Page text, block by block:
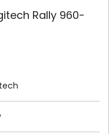
Rally 960-